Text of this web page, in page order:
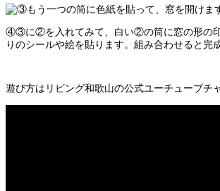
④③に②を入れてみて、白い②の筒に窓の形の印
りのシールや絵を貼ります。組み合わせると完
遊び方はリビング和歌山の公式ユーチューブチ